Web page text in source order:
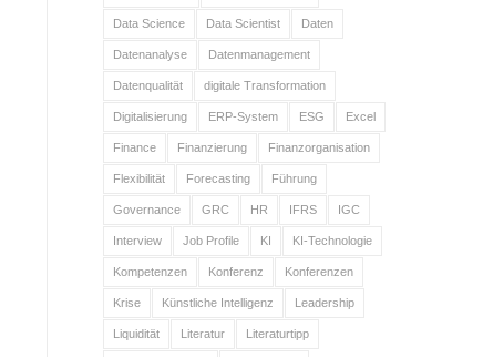
Data Science Data Scientist Daten
Datenanalyse Datenmanagement
Datenqualität digitale Transformation
Digitalisierung ERP-System ESG Excel
Finance Finanzierung Finanzorganisation
Flexibilität Forecasting Führung
Governance GRC HR IFRS IGC
Interview Job Profile KI KI-Technologie
Kompetenzen Konferenz Konferenzen
Krise Künstliche Intelligenz Leadership
Liquidität Literatur Literaturtipp